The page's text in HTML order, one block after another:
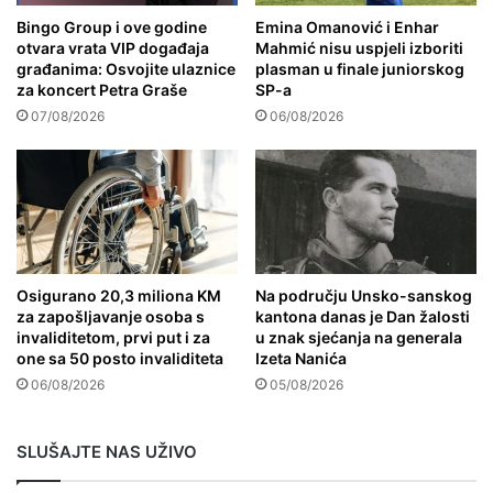
Bingo Group i ove godine
otvara vrata VIP događaja
građanima: Osvojite ulaznice
za koncert Petra Graše
07/08/2026
Emina Omanović i Enhar
Mahmić nisu uspjeli izboriti
plasman u finale juniorskog
SP-a
06/08/2026
Osigurano 20,3 miliona KM
za zapošljavanje osoba s
invaliditetom, prvi put i za
one sa 50 posto invaliditeta
06/08/2026
Na području Unsko-sanskog
kantona danas je Dan žalosti
u znak sjećanja na generala
Izeta Nanića
05/08/2026
SLUŠAJTE NAS UŽIVO